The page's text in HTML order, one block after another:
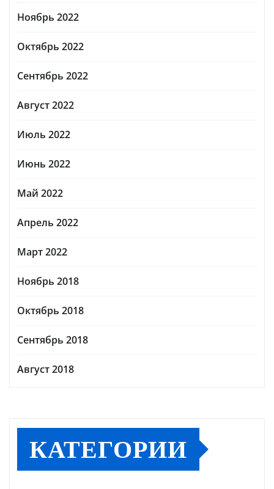
Ноябрь 2022
Октябрь 2022
Сентябрь 2022
Август 2022
Июль 2022
Июнь 2022
Май 2022
Апрель 2022
Март 2022
Ноябрь 2018
Октябрь 2018
Сентябрь 2018
Август 2018
КАТЕГОРИИ